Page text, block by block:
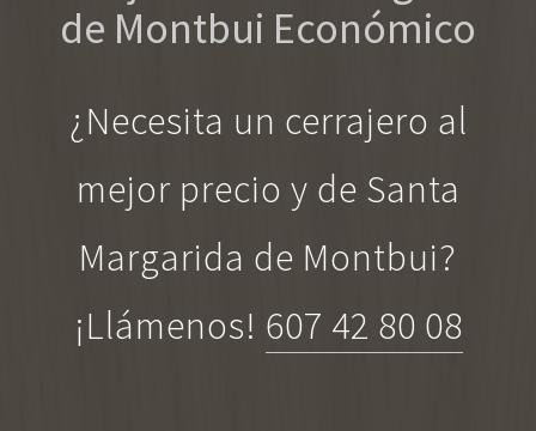
de Montbui Económico
¿Necesita un cerrajero al
mejor precio y de Santa
Margarida de Montbui?
¡Llámenos! 607 42 80 08